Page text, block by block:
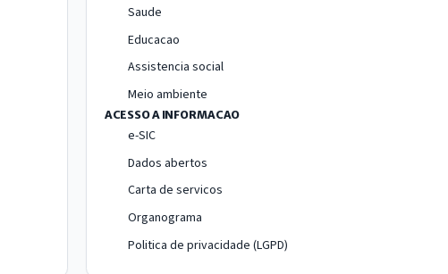
Saude
Educacao
Assistencia social
Meio ambiente
ACESSO A INFORMACAO
e-SIC
Dados abertos
Carta de servicos
Organograma
Politica de privacidade (LGPD)